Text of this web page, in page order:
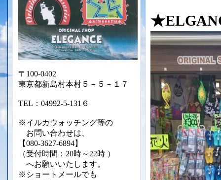
〒100-0402
東京都新島村本村５－５－１７
TEL：04992-5-131６
※イルカウォッチング等の
お問い合わせは、
【080-3627-6894】
（受付時間：20時～22時 ）
へお願いいたします。
※ショートメールでも